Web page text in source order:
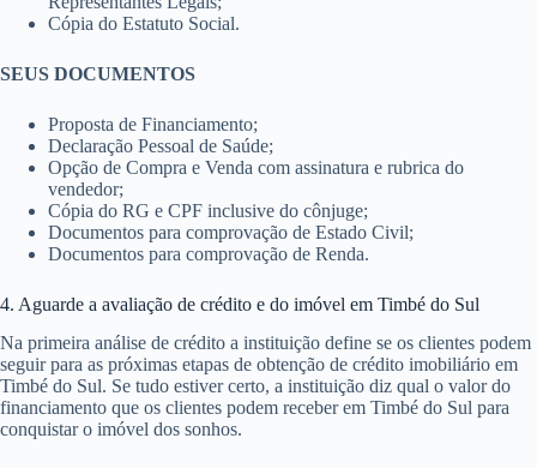
Cópia do Estatuto Social.
SEUS DOCUMENTOS
Proposta de Financiamento;
Declaração Pessoal de Saúde;
Opção de Compra e Venda com assinatura e rubrica do
vendedor;
Cópia do RG e CPF inclusive do cônjuge;
Documentos para comprovação de Estado Civil;
Documentos para comprovação de Renda.
4. Aguarde a avaliação de crédito e do imóvel em Timbé do Sul
Na primeira análise de crédito a instituição define se os clientes podem
seguir para as próximas etapas de obtenção de crédito imobiliário em
Timbé do Sul. Se tudo estiver certo, a instituição diz qual o valor do
financiamento que os clientes podem receber em Timbé do Sul para
conquistar o imóvel dos sonhos.